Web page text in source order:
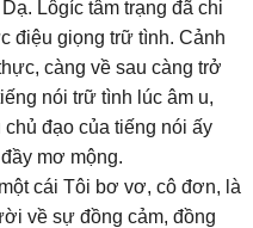
Lôgíc tâm trạng đã chi
điệu giọng trữ tình. Cảnh
càng về sau càng trở
nói trữ tình lúc âm u,
đạo của tiếng nói ấy
mơ mộng.
cái Tôi bơ vơ, cô đơn, là
về sự đồng cảm, đồng